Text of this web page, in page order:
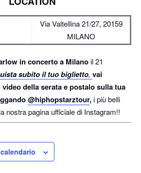
Via Valtellina 21/27, 20159
MILANO
in concerto a Milanoil 21
subito il tuo biglietto, vai
video della serata e postalo sulla tua
@hiphopstarztour,i più belli
nostra pagina ufficiale di Instagram!!